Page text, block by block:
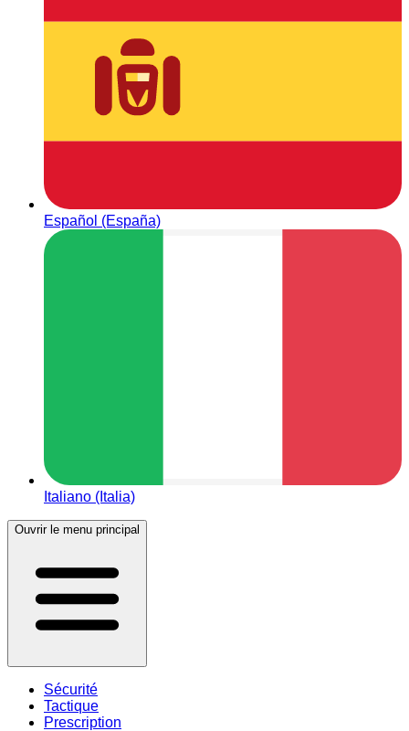
Español (España)
Italiano (Italia)
Ouvrir le menu principal
Sécurité
Tactique
Prescription